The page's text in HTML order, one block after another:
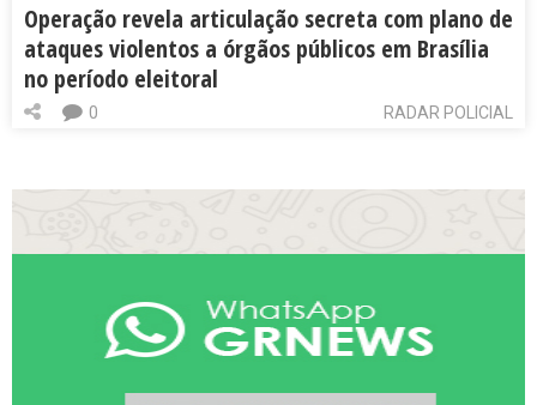
Operação revela articulação secreta com plano de
ataques violentos a órgãos públicos em Brasília
no período eleitoral
RADAR POLICIAL
0